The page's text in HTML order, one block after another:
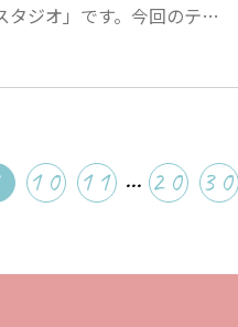
タジオ」です。今回のテ…
10 11 ... 20 30